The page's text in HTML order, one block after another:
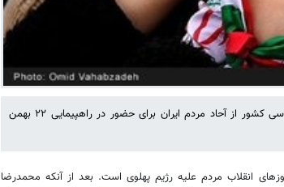
نهادها، گروه ها ، جریان ها و چهره های مهم سیاسی کشور از آحاد مردم ایران برای حضور در راهپیمایی ۲۲ بهمن
روزهای انقلاب مردم علیه رژیم پهلوی است. بعد از آنکه محمدرضا